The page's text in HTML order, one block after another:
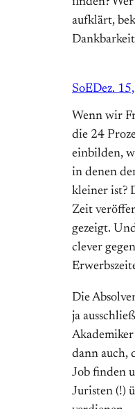
aufklärt,
SoEDez.
Wenn wir
die 24
einbilden,
in denen
kleiner ist?
Zeit
gezeigt.
clever
Die
ja
dann auch,
Job finden
Juristen (!)